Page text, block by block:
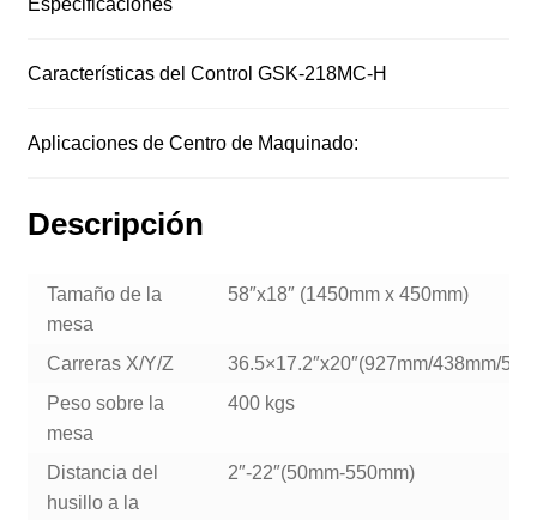
Especificaciones
Características del Control GSK-218MC-H
Aplicaciones de Centro de Maquinado:
Descripción
Tamaño de la
mesa
58″x18″ (1450mm x 450mm)
Carreras X/Y/Z
36.5×17.2″x20″(927mm/438mm/
Peso sobre la
mesa
400 kgs
Distancia del
husillo a la
2″-22″(50mm-550mm)